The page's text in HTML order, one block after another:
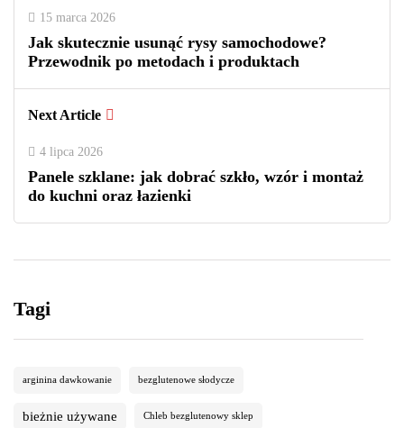
15 marca 2026
Jak skutecznie usunąć rysy samochodowe?
Przewodnik po metodach i produktach
Next Article
4 lipca 2026
Panele szklane: jak dobrać szkło, wzór i montaż
do kuchni oraz łazienki
Tagi
arginina dawkowanie bezglutenowe słodycze
bieżnie używane Chleb bezglutenowy sklep